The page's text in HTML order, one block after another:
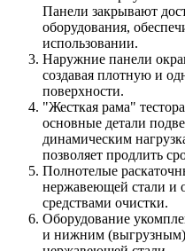
Панели закрывают
оборудования,
использовании.
Наружние панели
создавая плотную и
поверхности.
"Жесткая рама"
основные детали
динамическим
позволяет продлить
Полнотелые
нержавеющей стали и
средствами очистки.
Оборудование
и нижним